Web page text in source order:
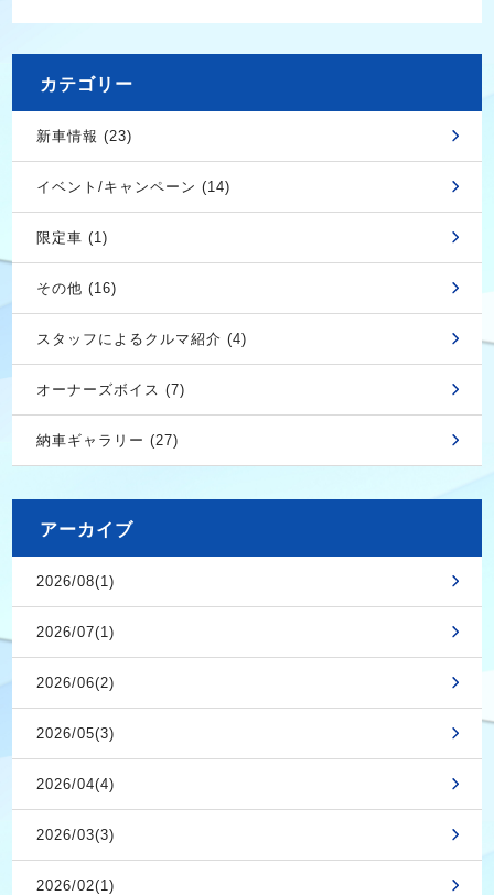
カテゴリー
新車情報 (23)
イベント/キャンペーン (14)
限定車 (1)
その他 (16)
スタッフによるクルマ紹介 (4)
オーナーズボイス (7)
納車ギャラリー (27)
アーカイブ
2026/08(1)
2026/07(1)
2026/06(2)
2026/05(3)
2026/04(4)
2026/03(3)
2026/02(1)